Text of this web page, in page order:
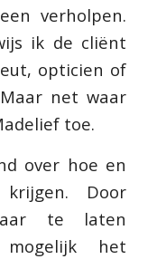
verholpen.
ik de cliënt
opticien of
net waar
toe.
over hoe en
Door
te laten
het